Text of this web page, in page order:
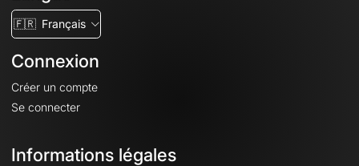
🇫🇷 Français
Connexion
Créer un compte
Se connecter
Informations légales